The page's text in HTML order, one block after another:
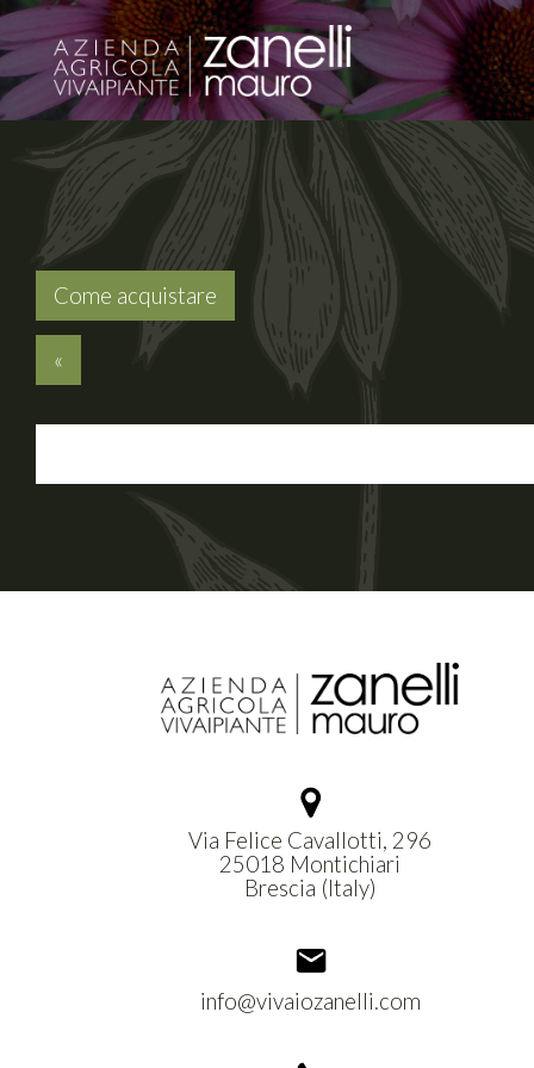
Come acquistare
«
Via Felice Cavallotti, 296
25018 Montichiari
Brescia (Italy)
info@vivaiozanelli.com